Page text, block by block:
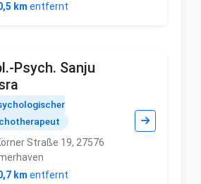
km entfernt
Psych. Sanju
Straße 19, 27576
km entfernt